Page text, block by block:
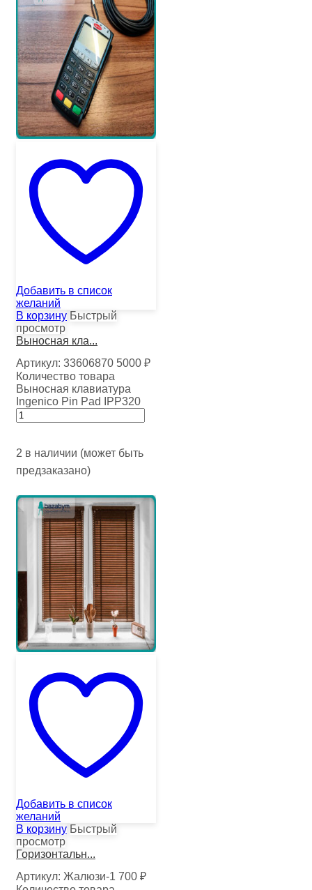
Добавить в список
желаний
В корзину Быстрый
просмотр
Выносная кла...
Артикул: 33606870 5000 ₽
Количество товара
Выносная клавиатура
Ingenico Pin Pad IPP320
2 в наличии (может быть
предзаказано)
Добавить в список
желаний
В корзину Быстрый
просмотр
Горизонтальн...
Артикул: Жалюзи-1 700 ₽